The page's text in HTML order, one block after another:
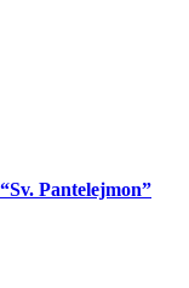
Pantelejmon”